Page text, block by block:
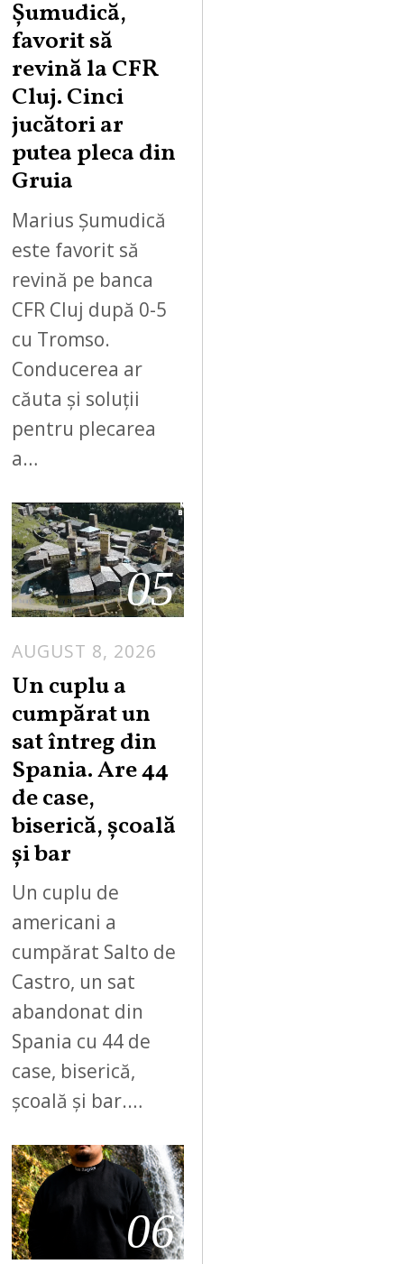
Șumudică,
favorit să
revină la CFR
Cluj. Cinci
jucători ar
putea pleca din
Gruia
Marius Șumudică
este favorit să
revină pe banca
CFR Cluj după 0-5
cu Tromso.
Conducerea ar
căuta și soluții
pentru plecarea
a…
05
AUGUST 8, 2026
Un cuplu a
cumpărat un
sat întreg din
Spania. Are 44
de case,
biserică, școală
și bar
Un cuplu de
americani a
cumpărat Salto de
Castro, un sat
abandonat din
Spania cu 44 de
case, biserică,
școală și bar.…
06